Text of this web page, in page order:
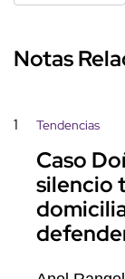
Notas
1 Tendencias
Caso
silencio